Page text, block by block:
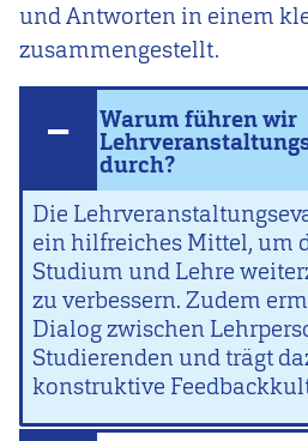
und Antworten in einem
zusammengestellt.
Warum führen wir
durch?
Die
ein hilfreiches Mittel, um
Studium und Lehre
zu verbessern. Zudem
Dialog zwischen
Studierenden und trägt
konstruktive